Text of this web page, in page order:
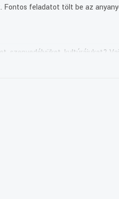
feladatot tölt be az
szenvedélyüket, kultúrájukat?
László év adta. A lovagkirály
ugyanis a településről
fellép Básits Branka és
görög népzene és a